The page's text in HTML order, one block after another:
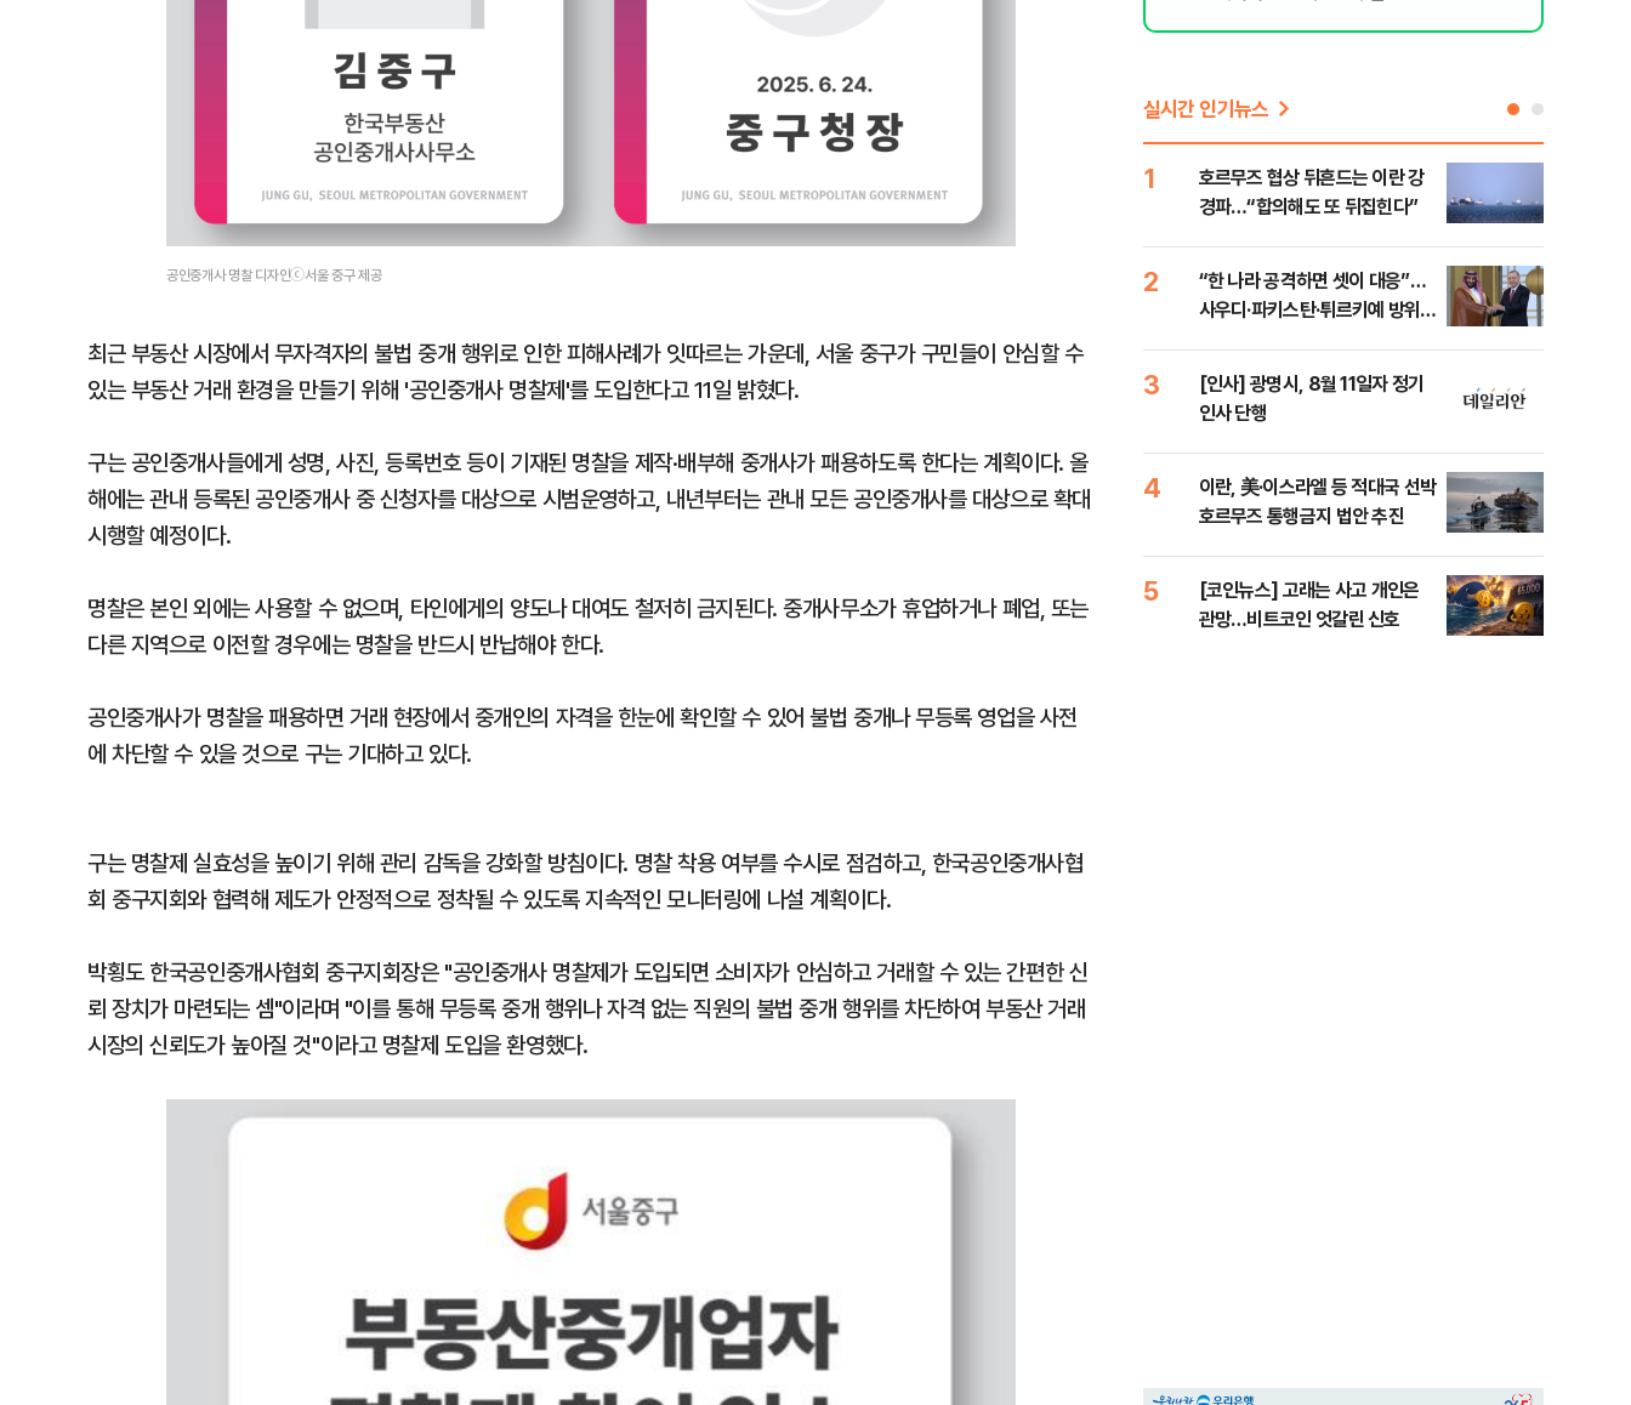
공인중개사 명찰 디자인ⓒ서울 중구 제공
최근 부동산 시장에서 무자격자의 불법 중개 행위로 인한 피해사례가 잇따르는 가운데, 서울 중구가 구민들이 안심할 수
있는 부동산 거래 환경을 만들기 위해 '공인중개사 명찰제'를 도입한다고 11일 밝혔다.
구는 공인중개사들에게 성명, 사진, 등록번호 등이 기재된 명찰을 제작·배부해 중개사가 패용하도록 한다는 계획이다. 올
해에는 관내 등록된 공인중개사 중 신청자를 대상으로 시범운영하고, 내년부터는 관내 모든 공인중개사를 대상으로 확대
시행할 예정이다.
명찰은 본인 외에는 사용할 수 없으며, 타인에게의 양도나 대여도 철저히 금지된다. 중개사무소가 휴업하거나 폐업, 또는
다른 지역으로 이전할 경우에는 명찰을 반드시 반납해야 한다.
공인중개사가 명찰을 패용하면 거래 현장에서 중개인의 자격을 한눈에 확인할 수 있어 불법 중개나 무등록 영업을 사전
에 차단할 수 있을 것으로 구는 기대하고 있다.
구는 명찰제 실효성을 높이기 위해 관리 감독을 강화할 방침이다. 명찰 착용 여부를 수시로 점검하고, 한국공인중개사협
회 중구지회와 협력해 제도가 안정적으로 정착될 수 있도록 지속적인 모니터링에 나설 계획이다.
박횡도 한국공인중개사협회 중구지회장은 "공인중개사 명찰제가 도입되면 소비자가 안심하고 거래할 수 있는 간편한 신
뢰 장치가 마련되는 셈"이라며 "이를 통해 무등록 중개 행위나 자격 없는 직원의 불법 중개 행위를 차단하여 부동산 거래
시장의 신뢰도가 높아질 것"이라고 명찰제 도입을 환영했다.
실시간 인기뉴스
1
호르무즈 협상 뒤흔드는 이란 강
경파…“합의해도 또 뒤집힌다”
2
“한 나라 공격하면 셋이 대응”…
사우디·파키스탄·튀르키예 방위동
3
[인사] 광명시, 8월 11일자 정기
인사 단행
4
이란, 美·이스라엘 등 적대국 선박
호르무즈 통행금지 법안 추진
5
[코인뉴스] 고래는 사고 개인은
관망…비트코인 엇갈린 신호